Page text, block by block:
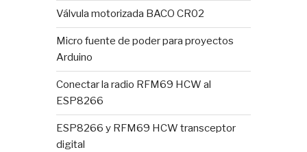
Válvula motorizada BACO CR02
Micro fuente de poder para proyectos
Arduino
Conectar la radio RFM69 HCW al
ESP8266
ESP8266 y RFM69 HCW transceptor
digital